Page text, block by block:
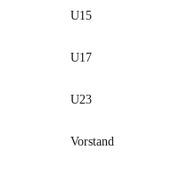
U15
U17
U23
Vorstand